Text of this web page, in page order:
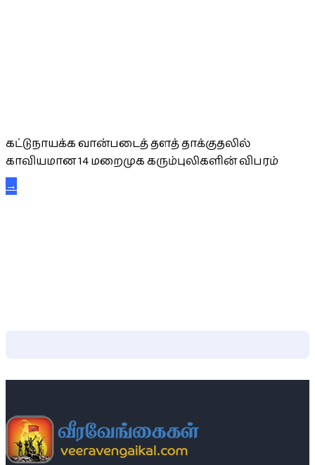
கட்டுநாயக்க வான்படைத் தளத் தாக்குதலில்
காவியமான 14 மறைமுக கரும்புலிகளின் விபரம்
→